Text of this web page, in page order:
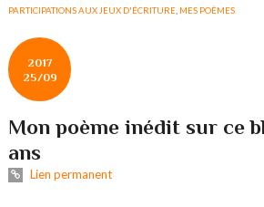
PARTICIPATIONS AUX JEUX D'ÉCRITURE MES POÈMES
2017
25/09
Mon poème inédit sur ce
ans
Lien permanent